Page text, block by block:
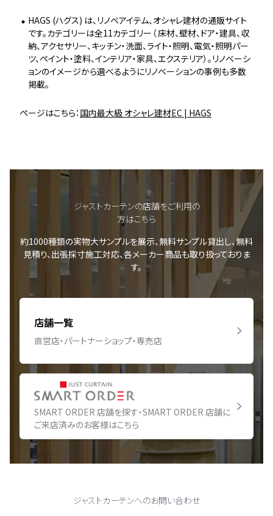
HAGS (ハグス) は、リノベアイテム、オシャレ建材の通販サイト
です。カテゴリーは全11カテゴリー（ 床材、壁材、ドア・建具、収
納、アクセサリー、キッチン・洗面、ライト・照明、電気・照明パー
ツ、ペイント・塗料、インテリア・家具、エクステリア）。リノベーシ
ョンのイメージから選べるようにリノベーションの事例も多数
掲載。
ページはこちら： 国内最大級 オシャレ建材EC | HAGS
ジャストカーテンの店舗をご利用の
方はこちら
約1000種類の実物大サンプルを展示、無料サンプル貸出し、無料
見積り、出張採寸施工対応、各メーカー商品も取り扱っておりま
す。
店舗一覧
直営店・パートナーショップ・専売店
SMART ORDER 店舗を探す・SMART ORDER 店舗に
ご来店済みのお客様はこちら
ジャストカーテンへのお問い合わせ